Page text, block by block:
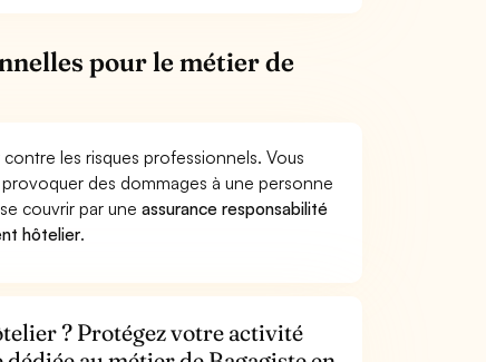
pour le métier de
les risques professionnels. Vous
des dommages à une personne
couvrir par uneassurance responsabilité
hôtelier.
? Protégez votre activité